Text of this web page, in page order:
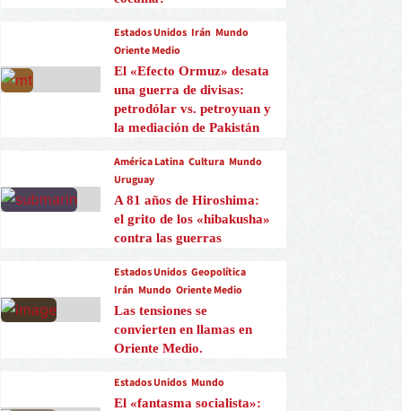
Estados Unidos Irán Mundo
Oriente Medio
El «Efecto Ormuz» desata
una guerra de divisas:
petrodólar vs. petroyuan y
la mediación de Pakistán
América Latina Cultura Mundo
Uruguay
A 81 años de Hiroshima:
el grito de los «hibakusha»
contra las guerras
Estados Unidos Geopolítica
Irán Mundo Oriente Medio
Las tensiones se
convierten en llamas en
Oriente Medio.
Estados Unidos Mundo
El «fantasma socialista»: